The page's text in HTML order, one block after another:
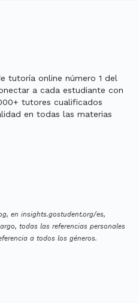
tutoría online número 1 del
a cada estudiante con
tutores cualificados
en todas las materias
en insights.gostudent.org/es,
todas las referencias personales
a todos los géneros.